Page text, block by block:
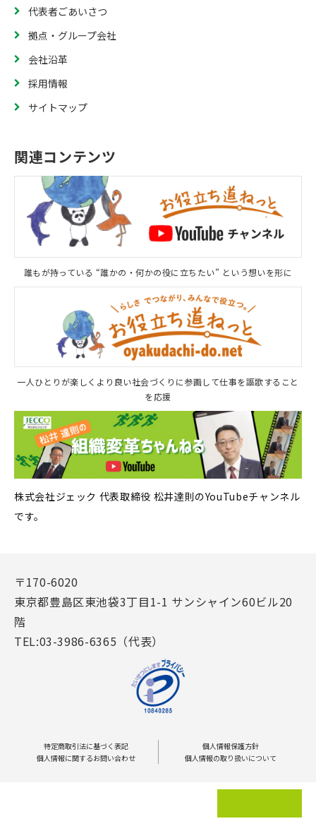
代表者ごあいさつ
拠点・グループ会社
会社沿革
採用情報
サイトマップ
関連コンテンツ
誰もが持っている “誰かの・何かの役に立ちたい” という想いを形に
一人ひとりが楽しくより良い社会づくりに参画して仕事を謳歌すること
を応援
株式会社ジェック 代表取締役 松井達則のYouTubeチャンネル
です。
〒170-6020
東京都豊島区東池袋3丁目1-1 サンシャイン60ビル20
階
TEL:03-3986-6365（代表）
特定商取引法に基づく表記
個人情報保護方針
個人情報に関するお問い合わせ
個人情報の取り扱いについて